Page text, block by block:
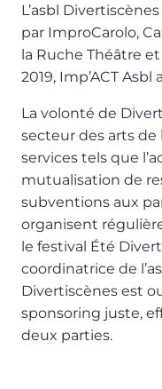
L’asbl
par ImproCarolo,
la Ruche Théâtre
2019, Imp’ACT
La volonté de
secteur des arts de
services tels que
mutualisation de
subventions aux
organisent
le festival Été
coordinatrice de
Divertiscènes est
sponsoring juste,
deux parties.